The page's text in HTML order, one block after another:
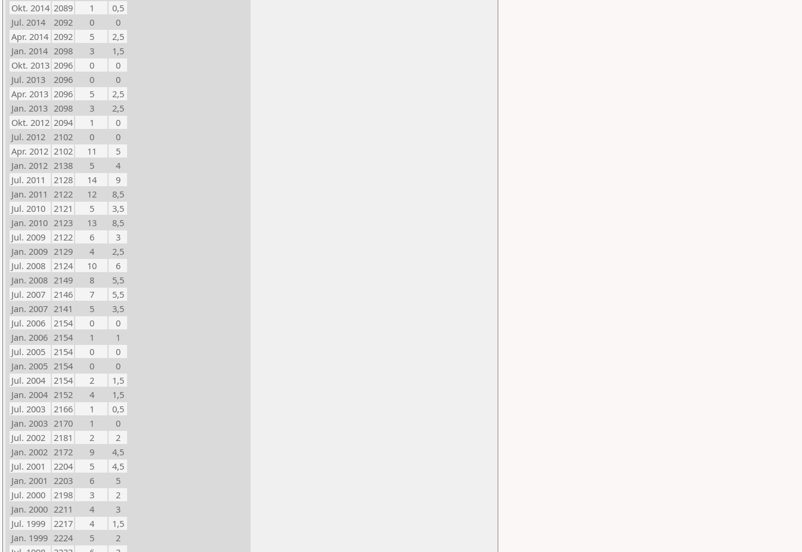
Okt. 2014 2089 1
0,5
Jul. 2014
2092 0
0
Apr. 2014 2092 5
2,5
Jan. 2014 2098 3
1,5
Okt. 2013 2096 0
0
Jul. 2013
2096 0
0
Apr. 2013 2096 5
2,5
Jan. 2013 2098 3
2,5
Okt. 2012 2094 1
0
Jul. 2012
2102 0
0
Apr. 2012 2102 11
5
Jan. 2012 2138 5
4
Jul. 2011
2128 14
9
Jan. 2011 2122 12
8,5
Jul. 2010
2121 5
3,5
Jan. 2010 2123 13
8,5
Jul. 2009
2122 6
3
Jan. 2009 2129 4
2,5
Jul. 2008
2124 10
6
Jan. 2008 2149 8
5,5
Jul. 2007
2146 7
5,5
Jan. 2007 2141 5
3,5
Jul. 2006
2154 0
0
Jan. 2006 2154 1
1
Jul. 2005
2154 0
0
Jan. 2005 2154 0
0
Jul. 2004
2154 2
1,5
Jan. 2004 2152 4
1,5
Jul. 2003
2166 1
0,5
Jan. 2003 2170 1
0
Jul. 2002
2181 2
2
Jan. 2002 2172 9
4,5
Jul. 2001
2204 5
4,5
Jan. 2001 2203 6
5
Jul. 2000
2198 3
2
Jan. 2000 2211 4
3
Jul. 1999
2217 4
1,5
Jan. 1999 2224 5
2